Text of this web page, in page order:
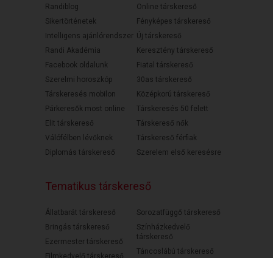
Randiblog
Sikertörténetek
Intelligens ajánlórendszer
Randi Akadémia
Facebook oldalunk
Szerelmi horoszkóp
Társkeresés mobilon
Párkeresők most online
Elit társkereső
Válófélben lévőknek
Diplomás társkereső
Online társkereső
Fényképes társkereső
Új társkereső
Keresztény társkereső
Fiatal társkereső
30as társkereső
Középkorú társkereső
Társkeresés 50 felett
Társkereső nők
Társkereső férfiak
Szerelem első keresésre
Tematikus társkereső
Állatbarát társkereső
Bringás társkereső
Ezermester társkereső
Filmkedvelő társkereső
Sorozatfüggő társkereső
Színházkedvelő
társkereső
Táncoslábú társkereső